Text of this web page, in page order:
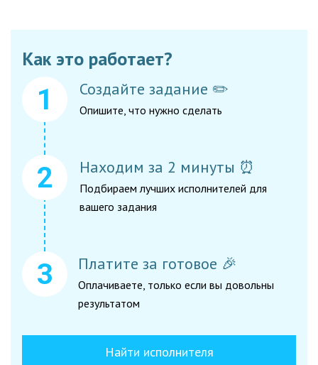
Как это работает?
Создайте задание ✏️
Опишите, что нужно сделать
Находим за 2 минуты ⏰
Подбираем лучших исполнителей для
вашего задания
Платите за готовое 🎉
Оплачиваете, только если вы довольны
результатом
Найти исполнителя